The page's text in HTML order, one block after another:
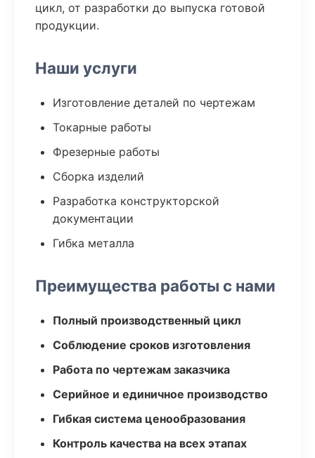
цикл, от разработки до выпуска готовой
продукции.
Наши услуги
Изготовление деталей по чертежам
Токарные работы
Фрезерные работы
Сборка изделий
Разработка конструкторской
документации
Гибка металла
Преимущества работы с нами
Полный производственный цикл
Соблюдение сроков изготовления
Работа по чертежам заказчика
Серийное и единичное производство
Гибкая система ценообразования
Контроль качества на всех этапах